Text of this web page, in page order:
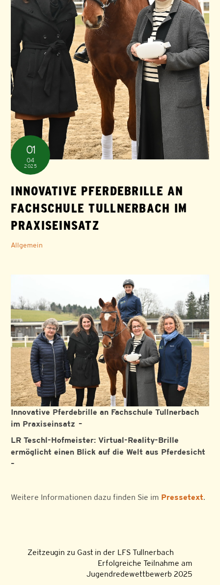
01
04
2025
INNOVATIVE PFERDEBRILLE AN
FACHSCHULE TULLNERBACH IM
PRAXISEINSATZ
Allgemein
Innovative Pferdebrille an Fachschule Tullnerbach
im Praxiseinsatz –
LR Teschl-Hofmeister: Virtual-Reality-Brille
ermöglicht einen Blick auf die Welt aus Pferdesicht
–
Weitere Informationen dazu finden Sie im Pressetext.
Zeitzeugin zu Gast in der LFS Tullnerbach
Erfolgreiche Teilnahme am
Jugendredewettbewerb 2025